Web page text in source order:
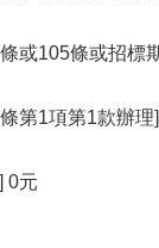
或105條或招標
第1項第1款辦理
0元